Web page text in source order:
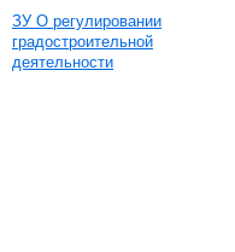
ЗУ О регулировании
градостроительной
деятельности